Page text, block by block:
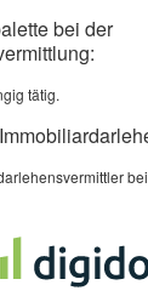
bei der
tätig.